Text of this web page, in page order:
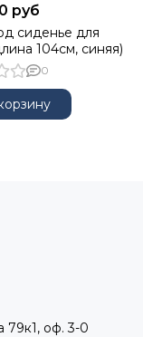
руб
сиденье для
104см, синяя)
0
79к1, оф. 3-0